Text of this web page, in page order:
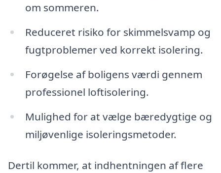
om sommeren.
Reduceret risiko for skimmelsvamp og
fugtproblemer ved korrekt isolering.
Forøgelse af boligens værdi gennem
professionel loftisolering.
Mulighed for at vælge bæredygtige og
miljøvenlige isoleringsmetoder.
Dertil kommer, at indhentningen af flere